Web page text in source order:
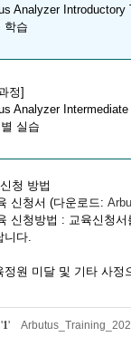
Analyzer Introductory
학습
정]
Analyzer Intermediate
실습
청 방법
신청서 (다운로드:
신청방법 : 교육신청서
니다.
원 미달 및 기타 사정
'1'